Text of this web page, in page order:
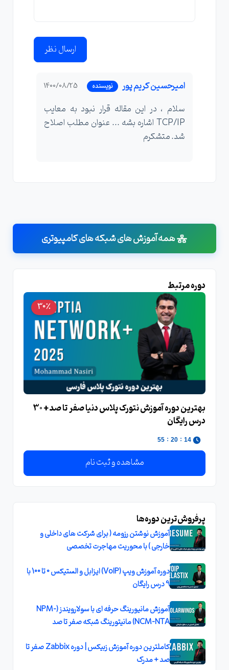
ارسال نظر
امیرحسین کریم پور نویسنده 1400/08/25
سلام ، در این مقاله قرار نبود به معایب
TCP/IP اشاره بشه ... عنوان مطلب اصلاح
شد. متشکرم
همه آموزش های شبکه های کامپیوتری
دوره مرتبط
30٪
بهترین دوره آموزش نتورک پلاس دنیا صفر تا صد + 30
درس رایگان
14
:
20
:
54
مشاهده و ثبت نام
پرفروش‌ترین دوره‌ها
آموزش نوشتن رزومه ( برای شرکت های داخلی و
خارجی ) با محوریت مهاجرت تخصصی
دوره آموزش ویپ (VoIP) ایزابل و الستیکس 0 تا 100 با
9 درس رایگان
آموزش مانیورینگ حرفه ای با سولارویندز (NPM-
NCM-NTA) مانیتورینگ شبکه صفر تا صد
کاملترین دوره آموزش زبیکس | دوره Zabbix صفر تا
صد + مدرک